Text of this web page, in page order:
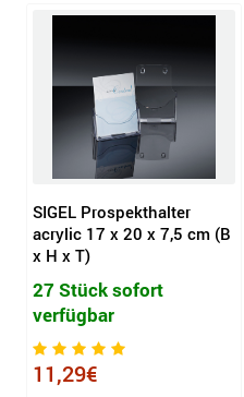
SIGEL Prospekthalter
acrylic 17 x 20 x 7,5 cm (B
x H x T)
27 Stück sofort
verfügbar
11,29€